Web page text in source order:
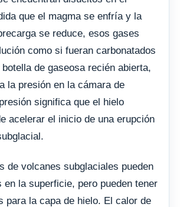
que el magma se enfría y la
se reduce, esos gases
como si fueran carbonatados
de gaseosa recién abierta,
la presión en la cámara de
significa que el hielo
acelerar el inicio de una erupción
de volcanes subglaciales pueden
en la superficie, pero pueden tener
para la capa de hielo. El calor de